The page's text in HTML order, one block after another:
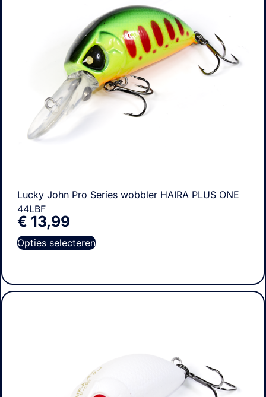
Lucky John Pro Series wobbler HAIRA PLUS ONE
44LBF
€ 13,99
Opties selecteren